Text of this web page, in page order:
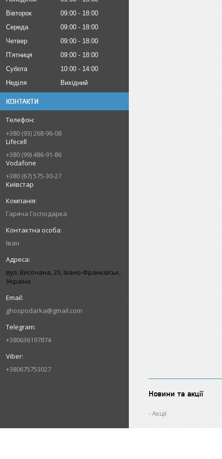
Вівторок
09:00
18:00
Середа
09:00
18:00
Четвер
09:00
18:00
Пʼятниця
09:00
18:00
Субота
10:00
14:00
Неділя
Вихідний
КОНТАКТИ
+380 (93) 268-96-08
Lifecell
+380 (99) 486-91-86
Vodafone
+380 (67) 575-30-27
Київстар
Гаряча Господарка
Іван
вул. Височана, 20, Івано-Франківськ,
Україна
ghospodarka@gmail.com
+380636197874
+380675753027
Новини та акції
Акції